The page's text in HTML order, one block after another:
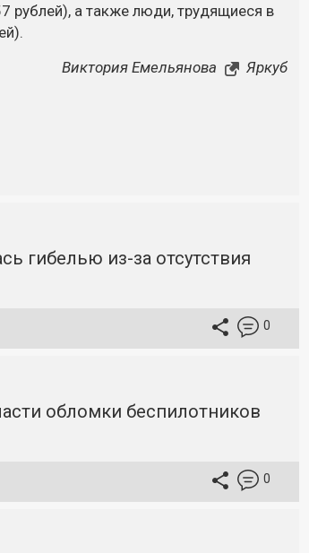
рублей), а также люди, трудящиеся в
Виктория Емельянова
Яркуб
гибелью из-за отсутствия
0
обломки беспилотников
0